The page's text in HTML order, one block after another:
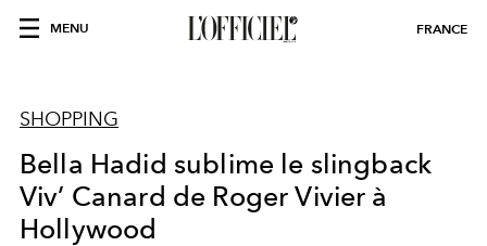
MENU FRANCE
SHOPPING
Bella Hadid sublime le slingback
Viv’ Canard de Roger Vivier à
Hollywood